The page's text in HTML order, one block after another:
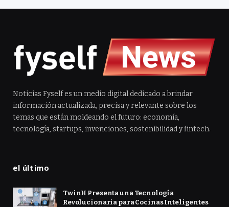
Noticias Fyself es un medio digital dedicado a brindar
información actualizada, precisa y relevante sobre los
temas que están moldeando el futuro: economía,
tecnología, startups, invenciones, sostenibilidad y fintech.
el último
TwinH Presenta una Tecnología
Revolucionaria para Cocinas Inteligentes